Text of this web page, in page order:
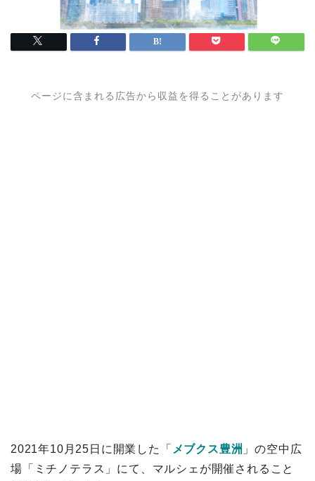
ページに含まれる広告から収益を得ることがあります
2021年10月25日に開業した「 メブクス豊洲 」の空中広
場「ミチノテラス」にて、マルシェが開催されること